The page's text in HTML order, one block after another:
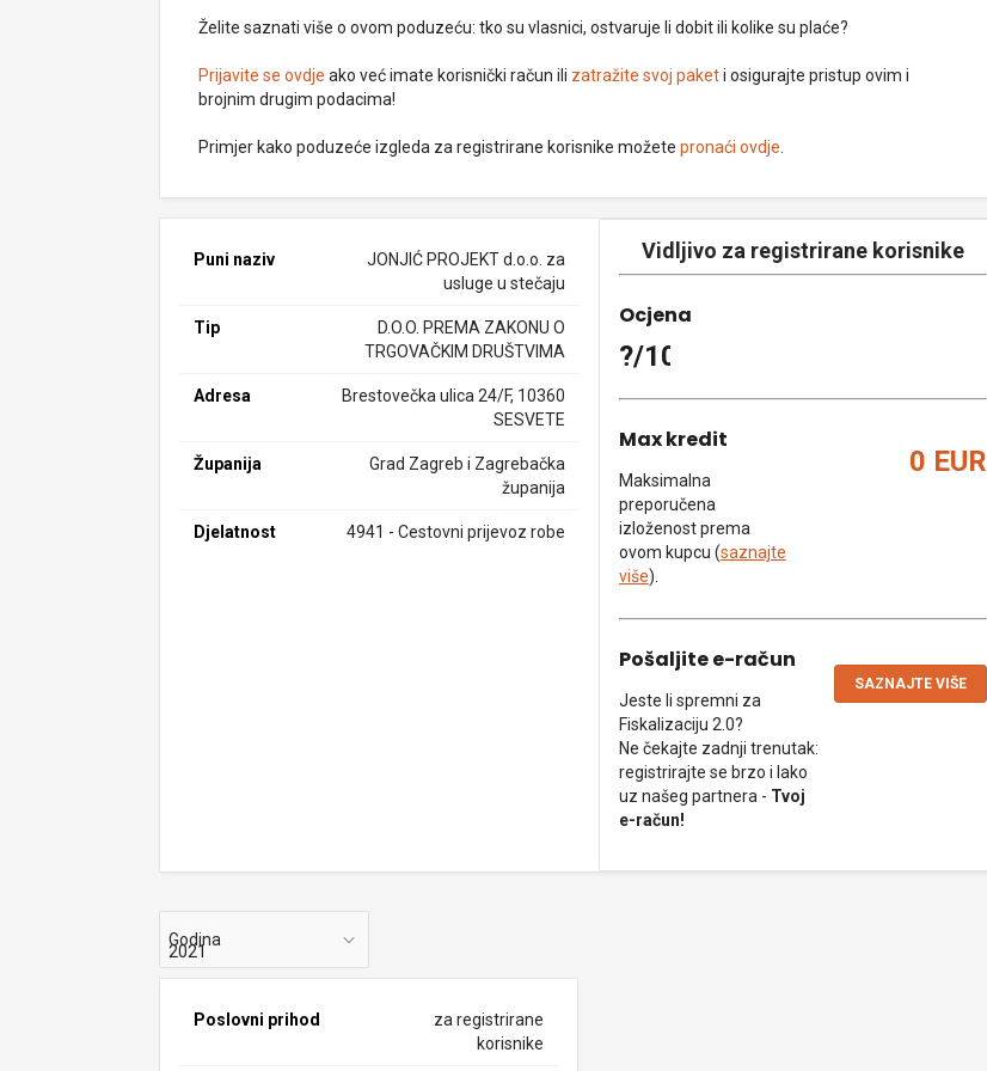
Želite saznati više o ovom poduzeću: tko su vlasnici, ostvaruje li dobit ili kolike su plaće?
Prijavite se ovdje ako već imate korisnički račun ili zatražite svoj paketi osigurajte pristup ovim i
brojnim drugim podacima!
Primjer kako poduzeće izgleda za registrirane korisnike možetepronaći ovdje
Puni naziv
JONJIĆ PROJEKT d.o.o. za
usluge u stečaju
Tip
D.O.O. PREMA ZAKONU O
TRGOVAČKIM DRUŠTVIMA
Adresa
Brestovečka ulica 24/F, 10360
SESVETE
Županija
Grad Zagreb i Zagrebačka
županija
Djelatnost 4941 - Cestovni prijevoz robe
Vidljivo za registrirane korisnike
Ocjena
?/10
Max kredit
Maksimalna
preporučena
izloženost prema
ovom kupcu (saznajte
više).
0 EUR
Pošaljite e-račun
Jeste li spremni za
Fiskalizaciju 2.0?
Ne čekajte zadnji trenutak:
registrirajte se brzo i lako
uz našeg partnera - Tvoj
e-račun!
SAZNAJTE VIŠE
Godina
Poslovni prihod
za registrirane
korisnike